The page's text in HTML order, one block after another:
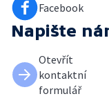
Facebook
Napište
Otevřít
kontaktní
formulář